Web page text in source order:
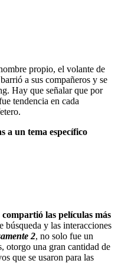
propio, el volante de
a sus compañeros y se
Hay que señalar que por
tendencia en cada
a un tema específico
las películas más
búsqueda y las interacciones
2, no solo fue un
otorgo una gran cantidad de
que se usaron para las